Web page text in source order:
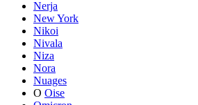
Nerja
New York
Nikoi
Nivala
Niza
Nora
Nuages
O Oise